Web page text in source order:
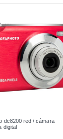
dc8200 red / cámara
digital